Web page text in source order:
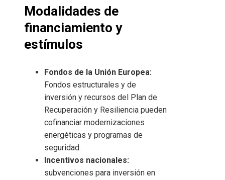
Modalidades de
financiamiento y
estímulos
Fondos de la Unión Europea:
Fondos estructurales y de
inversión y recursos del Plan de
Recuperación y Resiliencia pueden
cofinanciar modernizaciones
energéticas y programas de
seguridad.
Incentivos nacionales:
subvenciones para inversión en